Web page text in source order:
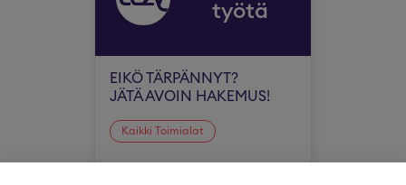
työtä
EIKÖ TÄRPÄNNYT?
JÄTÄ AVOIN HAKEMUS!
Kaikki Toimialat